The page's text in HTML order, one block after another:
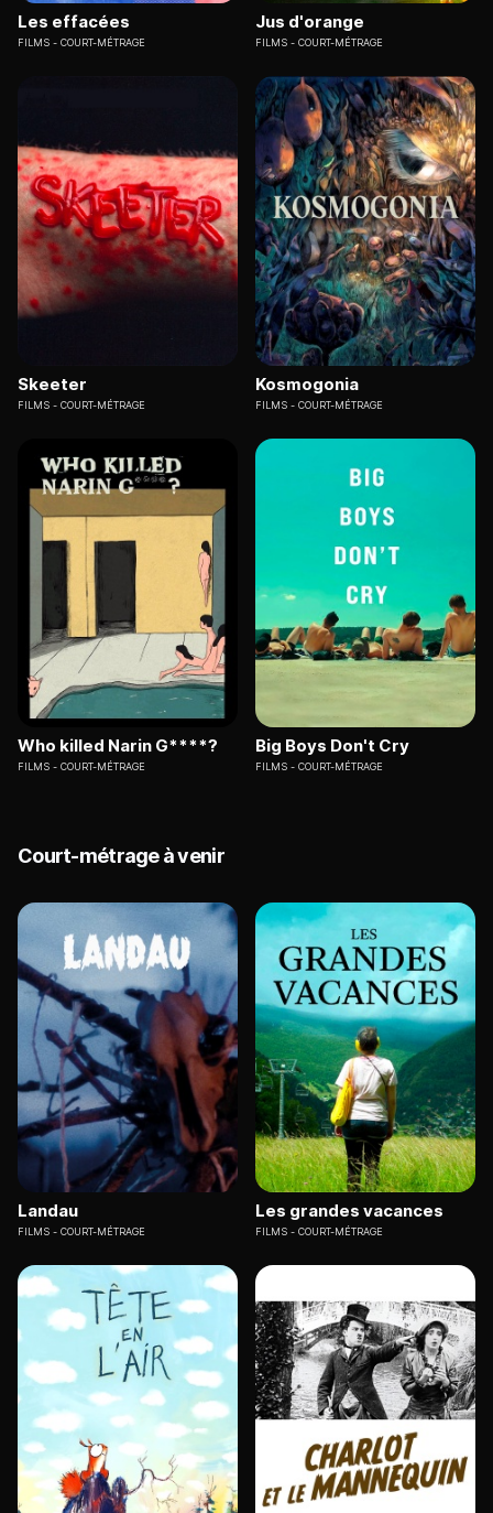
Les effacées
FILMS COURT-MÉTRAGE
Jus d'orange
FILMS COURT-MÉTRAGE
Skeeter
FILMS COURT-MÉTRAGE
Kosmogonia
FILMS COURT-MÉTRAGE
Who killed Narin G****?
FILMS COURT-MÉTRAGE
Big Boys Don't Cry
FILMS COURT-MÉTRAGE
Court-métrage à venir
Landau
FILMS COURT-MÉTRAGE
Les grandes vacances
FILMS COURT-MÉTRAGE